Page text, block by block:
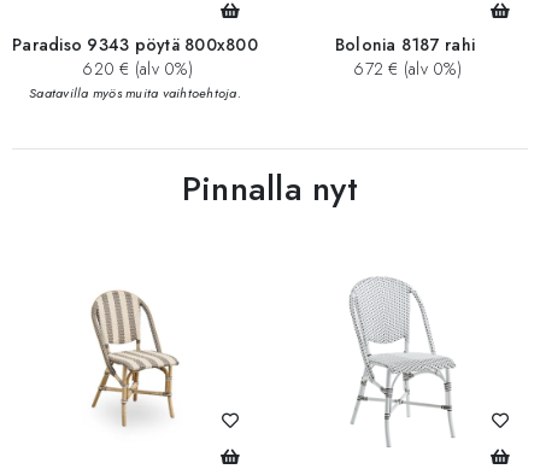
Paradiso 9343 pöytä 800x800
620 € (alv 0%)
Saatavilla myös muita vaihtoehtoja.
Bolonia 8187 rahi
672 € (alv 0%)
Pinnalla nyt